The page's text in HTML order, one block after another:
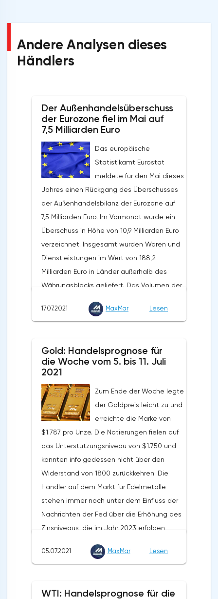
Andere Analysen dieses
Händlers
Der Außenhandelsüberschuss
der Eurozone fiel im Mai auf
7,5 Milliarden Euro
Das europäische
Statistikamt Eurostat
meldete für den Mai dieses
Jahres einen Rückgang des Überschusses
der Außenhandelsbilanz der Eurozone auf
7,5 Milliarden Euro. Im Vormonat wurde ein
Überschuss in Höhe von 10,9 Milliarden Euro
verzeichnet. Insgesamt wurden Waren und
Dienstleistungen im Wert von 188,2
Milliarden Euro in Länder außerhalb des
Währungsblocks geliefert. Das Volumen der
Monaten um 31,9 %. Die Importe wurden in
Nach Angaben von Eurostat schlossen die
Länder der Eurozone die fünf Monate des
Außenhandelsüberschuss von 79,7 Milliarden
Euro ab, was 21% über dem positiven Saldo
des Vorjahreszeitraums liegt. Die Exporte
beliefen sich im genannten Zeitraum auf
957,9 Milliarden Euro, ein Plus von 13,3 % im
Jahresvergleich. Das Volumen der Importe
stieg um 12,7% und betrug 878,2 Milliarden
Euro. Der Außenhandelsüberschuss der EU
wurde im Mai dieses Jahres mit 7,9
Milliarden Dollar verzeichnet. Im Mai letzten
Jahres lag dieser Wert bei 6,6 Milliarden
17.07.2021 MaxMar Lesen
Gold: Handelsprognose für
die Woche vom 5. bis 11. Juli
2021
Zum Ende der Woche legte
der Goldpreis leicht zu und
erreichte die Marke von
$1.787 pro Unze. Die Notierungen fielen auf
das Unterstützungsniveau von $1.750 und
konnten infolgedessen nicht über den
Widerstand von 1800 zurückkehren. Die
Händler auf dem Markt für Edelmetalle
stehen immer noch unter dem Einfluss der
Nachrichten der Fed über die Erhöhung des
Zinsniveaus, die im Jahr 2023 erfolgen
einer gewissen Anfälligkeit des Dollars in
langfristige Potenzial von Gold bleibt
05.07.2021 MaxMar Lesen
WTI: Handelsprognose für die